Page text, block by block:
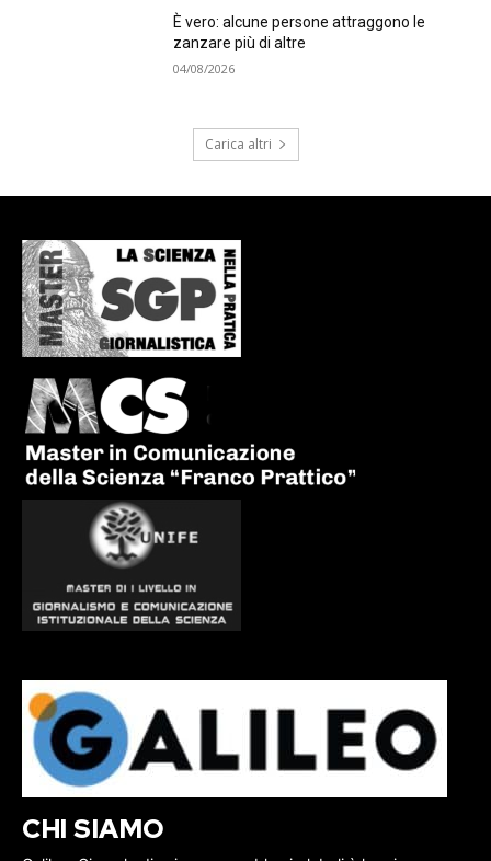
È vero: alcune persone attraggono le
zanzare più di altre
04/08/2026
Carica altri
CHI SIAMO